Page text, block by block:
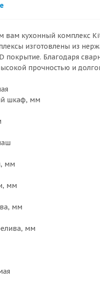
вам кухонный комплекс
изготовлены из
покрытие. Благодаря
прочностью и
шкаф, мм
мм
мм
мм
мм